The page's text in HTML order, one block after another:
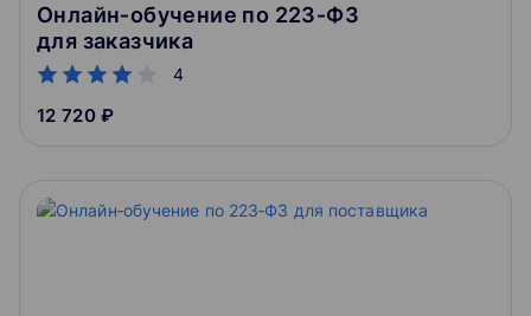
Онлайн‑обучение по 223‑ФЗ
для заказчика
4
12 720 ₽